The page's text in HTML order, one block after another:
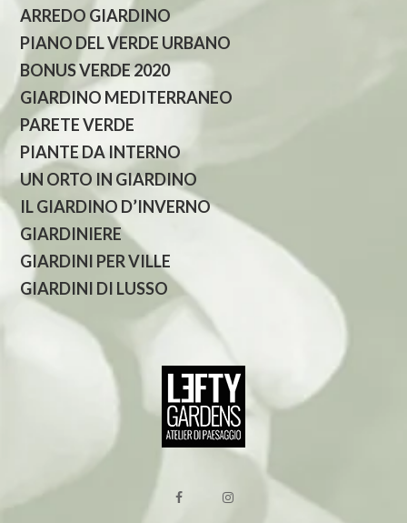
ARREDO GIARDINO
PIANO DEL VERDE URBANO
BONUS VERDE 2020
GIARDINO MEDITERRANEO
PARETE VERDE
PIANTE DA INTERNO
UN ORTO IN GIARDINO
IL GIARDINO D’INVERNO
GIARDINIERE
GIARDINI PER VILLE
GIARDINI DI LUSSO